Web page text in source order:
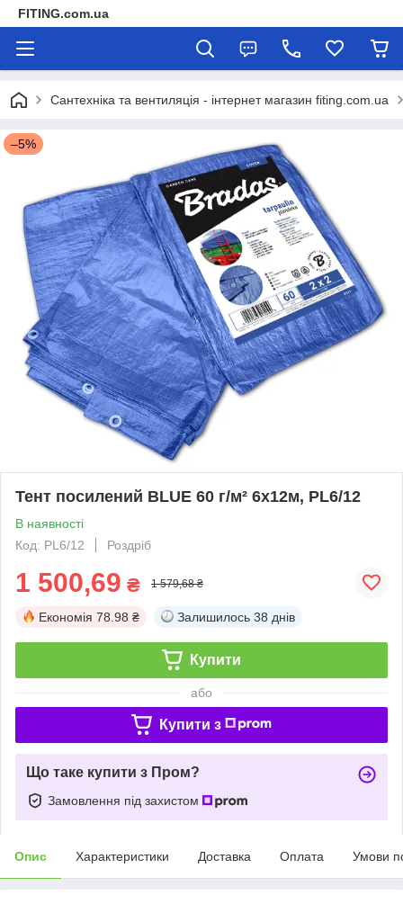
FITING.com.ua
Сантехніка та вентиляція - інтернет магазин fiting.com.ua
–5%
Тент посилений BLUE 60 г/м² 6х12м, PL6/12
В наявності
Код: PL6/12
Роздріб
1 500,69 ₴ 1 579,68 ₴
Економія 78.98 ₴ Залишилось 38 днів
Купити
або
Купити з
Що таке купити з Пром?
Замовлення під захистом
Опис Характеристики Доставка Оплата Умови